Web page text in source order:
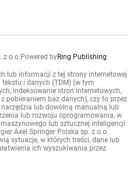
z o.o. Powered byRing Publishing
lub informacji z tej strony internetowej
i danych (TDM) (w tym
indeksowanie stron internetowych,
pobieraniem baz danych), czy to przez
lub dowolną manualną lub
lub rozwoju oprogramowania, w
lub sztucznej inteligencji
Axel Springer Polska sp. z o.o.
sytuacje, w których treści, dane lub
ich wyszukiwania przez